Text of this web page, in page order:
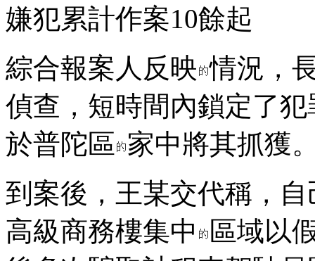
嫌犯累計作案10餘起
綜合報案人反映 情況，
偵查，短時間內鎖定了
於普陀區 家中將其抓獲
到案後，王某交代稱，
高級商務樓集中
區域以